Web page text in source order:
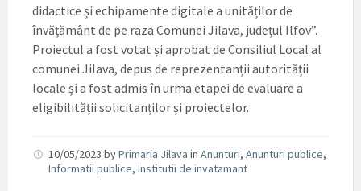
didactice și echipamente digitale a unităților de
învățământ de pe raza Comunei Jilava, județul Ilfov”.
Proiectul a fost votat și aprobat de Consiliul Local al
comunei Jilava, depus de reprezentanții autorității
locale și a fost admis în urma etapei de evaluare a
eligibilității solicitanților și proiectelor.
10/05/2023 byPrimaria Jilava in Anunturi, Anunturi publice,
Informatii publice, Institutii de invatamant